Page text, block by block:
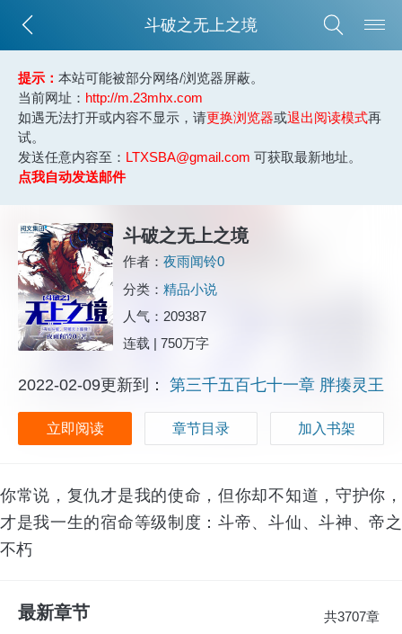
斗破之无上之境
提示：本站可能被部分网络/浏览器屏蔽。
当前网址： http://m.23mhx.com
如遇无法打开或内容不显示，请更换浏览器或退出阅读模式再
试。
发送任意内容至： LTXSBA@gmail.com 可获取最新地址。
点我自动发送邮件
斗破之无上之境
作者： 夜雨闻铃0
分类： 精品小说
人气：209387
连载 | 750万字
2022-02-09更新到：第三千五百七十一章 胖揍灵王
立即阅读 章节目录 加入书架
你常说，复仇才是我的使命，但你却不知道，守护你，
才是我一生的宿命等级制度：斗帝、斗仙、斗神、帝之
不朽
最新章节 共3707章